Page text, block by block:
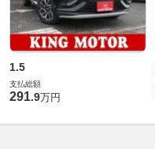
1.5
支払総額
291.9万円